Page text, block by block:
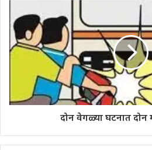
दोन वेगळ्या घटनात दोन